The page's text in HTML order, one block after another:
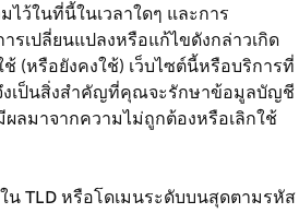
ไว้ในที่นี้ในเวลาใดๆ และการ
รเปลี่ยนแปลงหรือแก้ไขดังกล่าวเกิด
(หรือยังคงใช้) เว็บไซต์นี้หรือบริการที่
จึงเป็นสิ่งสำคัญที่คุณจะรักษาข้อมูลบัญชี
ลมาจากความไม่ถูกต้องหรือเลิกใช้
น TLD หรือโดเมนระดับบนสุดตามรหัส